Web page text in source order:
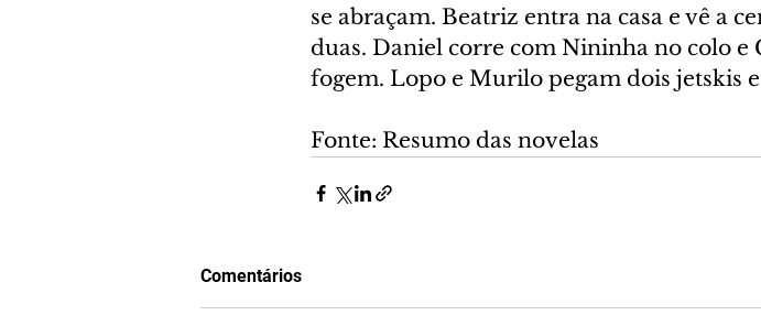
se abraçam. Beatriz entra na casa e vê a
duas. Daniel corre com Nininha no colo e
fogem. Lopo e Murilo pegam dois jetskis
Fonte: Resumo das novelas
Comentários